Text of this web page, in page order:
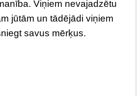
Viņiem nevajadzētu
jūtām un tādējādi viņiem
savus mērķus.